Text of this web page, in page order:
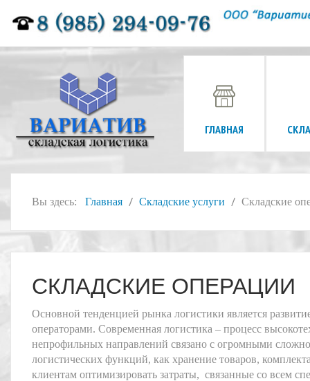
ГЛАВНАЯ
Вы здесь: Главная Складские услуги Складские
СКЛАДСКИЕ ОПЕРАЦИИ
Основной тенденцией рынка логистики является
операторами. Современная логистика – процесс
непрофильных направлений связано с огромными
логистических функций, как хранение товаров,
клиентам оптимизировать затраты, связанные со всем